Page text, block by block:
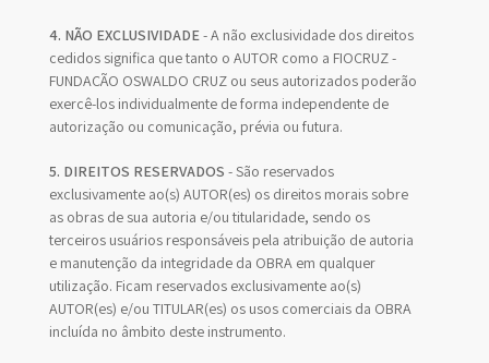
4. NÃO EXCLUSIVIDADE- A não exclusividade dos direitos
cedidos significa que tanto o AUTOR como a FIOCRUZ -
FUNDAÇÃO OSWALDO CRUZ ou seus autorizados poderão
exercê-los individualmente de forma independente de
autorização ou comunicação, prévia ou futura.
5. DIREITOS RESERVADOS - São reservados
exclusivamente ao(s) AUTOR(es) os direitos morais sobre
as obras de sua autoria e/ou titularidade, sendo os
terceiros usuários responsáveis pela atribuição de autoria
e manutenção da integridade da OBRA em qualquer
utilização. Ficam reservados exclusivamente ao(s)
AUTOR(es) e/ou TITULAR(es) os usos comerciais da OBRA
incluída no âmbito deste instrumento.